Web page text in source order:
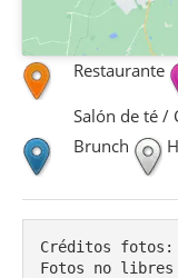
Restaurante
Salón de té /
Brunch
Créditos fotos:
Fotos no